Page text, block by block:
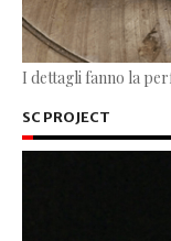
I dettagli fanno la
SC PROJECT